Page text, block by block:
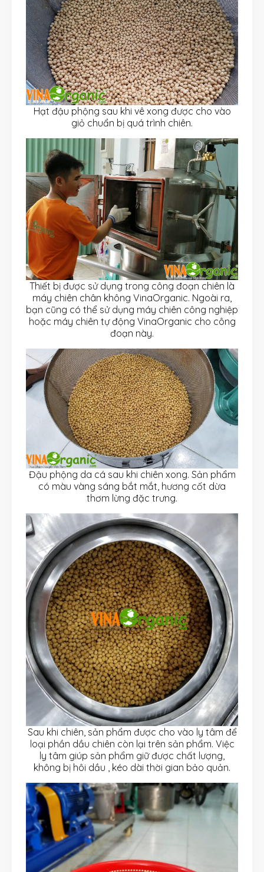
Hạt đậu phộng sau khi vê xong được cho vào
giỏ chuẩn bị quá trình chiên.
Thiết bị được sử dụng trong công đoạn chiên là
máy chiên chân không VinaOrganic. Ngoài ra,
bạn cũng có thể sử dụng máy chiên công nghiệp
hoặc máy chiên tự động VinaOrganic cho công
đoạn này.
Đậu phộng da cá sau khi chiên xong. Sản phẩm
có màu vàng sáng bắt mắt, hương cốt dừa
thơm lừng đặc trưng.
Sau khi chiên, sản phẩm được cho vào ly tâm để
loại phần dầu chiên còn lại trên sản phẩm. Việc
ly tâm giúp sản phẩm giữ được chất lượng,
không bị hôi dầu , kéo dài thời gian bảo quản.